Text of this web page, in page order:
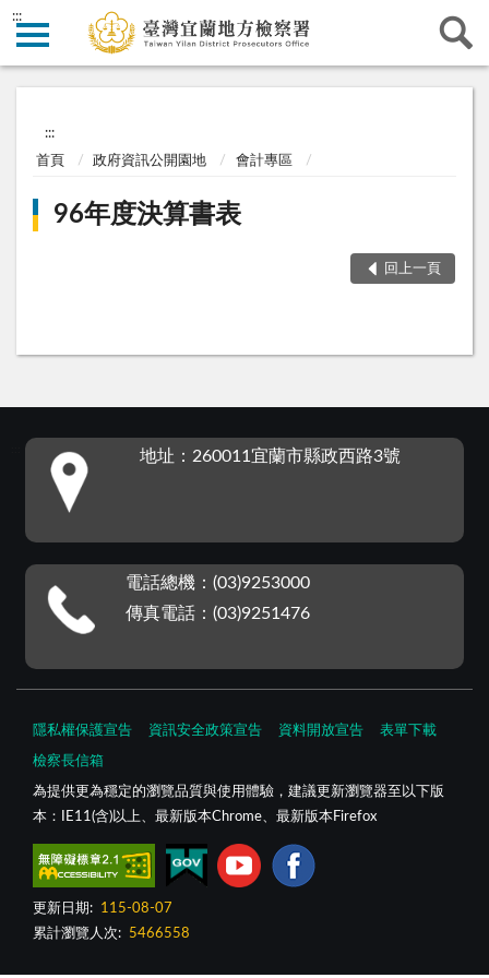
:::
:::
首頁 政府資訊公開園地 會計專區
96年度決算書表
回上一頁
地址：260011宜蘭市縣政西路3號
電話總機：(03)9253000
傳真電話：(03)9251476
隱私權保護宣告 資訊安全政策宣告 資料開放宣告 表單下載
檢察長信箱
為提供更為穩定的瀏覽品質與使用體驗，建議更新瀏覽器至以下版
本：IE11(含)以上、最新版本Chrome、最新版本Firefox
更新日期:
115-08-07
累計瀏覽人次:
5466558